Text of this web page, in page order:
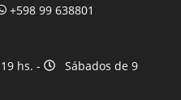
+598 99 638801
hs. -
Sábados de 9